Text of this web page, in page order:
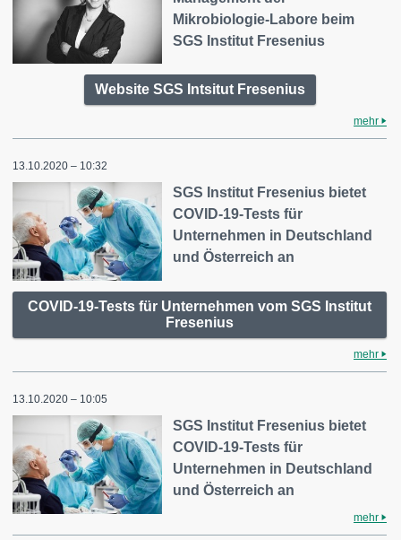
Mikrobiologie-Labore beim
SGS Institut Fresenius
Website SGS Intsitut Fresenius
mehr
13.10.2020 – 10:32
SGS Institut Fresenius bietet
COVID-19-Tests für
Unternehmen in Deutschland
und Österreich an
COVID-19-Tests für Unternehmen vom SGS Institut
Fresenius
mehr
13.10.2020 – 10:05
SGS Institut Fresenius bietet
COVID-19-Tests für
Unternehmen in Deutschland
und Österreich an
mehr